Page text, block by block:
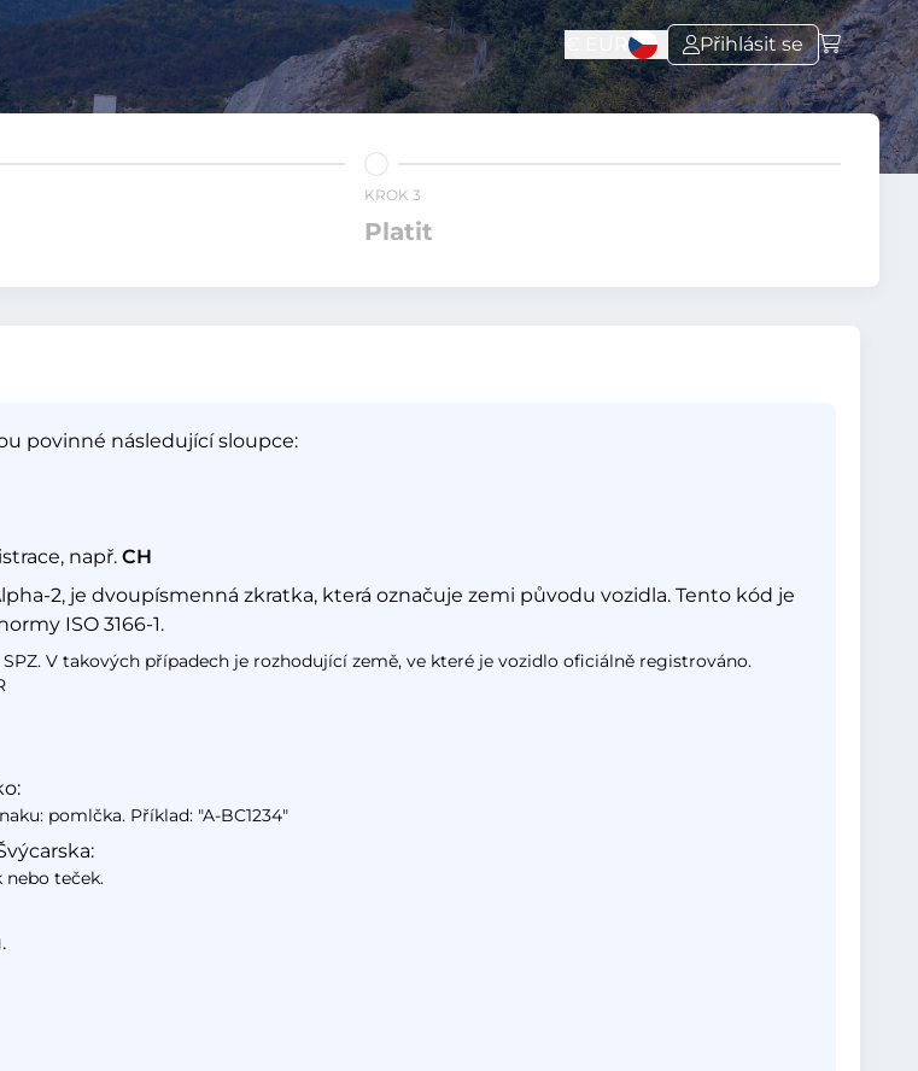
Přihlásit se
KROK 3
Platit
povinné následující sloupce:
např. CH
2, je dvoupísmenná zkratka, která označuje zemi původu vozidla. Tento kód je
ISO 3166-1.
V takových případech je rozhodující země, ve které je vozidlo oficiálně registrováno.
pomlčka. Příklad: "A-BC1234"
nebo teček.